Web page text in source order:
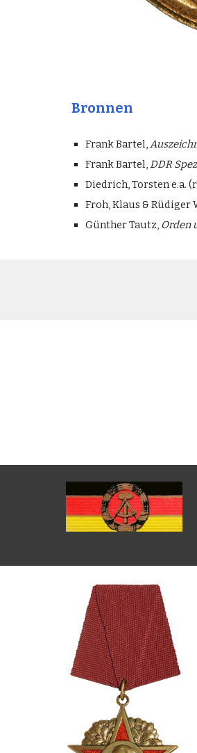
Bronnen
Frank Bartel,
Frank Bartel,DDR
Diedrich, Torsten e.a.
Froh, Klaus & Rüdiger
Günther Tautz, Orden